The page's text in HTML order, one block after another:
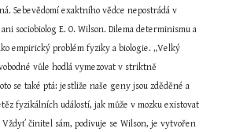
Sebevědomí exaktního vědce nepostrádá v
sociobiolog E. O. Wilson. Dilema determinismu a
empirický problém fyziky a biologie. „Velký
vůle hodlá vymezovat v striktně
se také ptá: jestliže naše geny jsou zděděné a
fyzikálních událostí, jak může v mozku existovat
činitel sám, podivuje se Wilson, je vytvořen